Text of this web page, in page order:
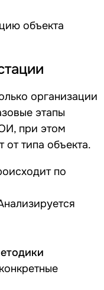
объекта
организации
этапы
при этом
от типа объекта.
по